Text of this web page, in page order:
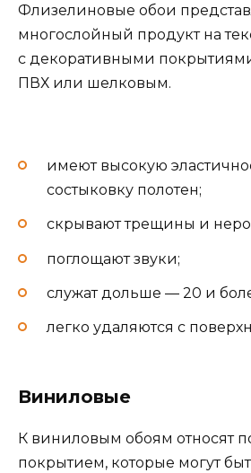
Флизелиновые обои
многослойный продукт на
с декоративными
ПВХ или шелковым.
имеют высокую
состыковку полотен;
скрывают трещины и
поглощают звуки;
служат дольше — 20 и
легко удаляются с
Виниловые
К виниловым обоям относят
покрытием, которые могут